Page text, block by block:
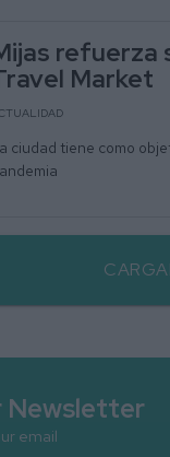
refuerza
Market
ciudad tiene como
Newsletter
email